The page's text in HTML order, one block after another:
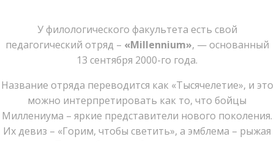
У филологического факультета есть свой
педагогический отряд – «Millennium», — основанный
13 сентября 2000-го года.
Название отряда переводится как «Тысячелетие», и это
можно интерпретировать как то, что бойцы
Миллениума – яркие представители нового поколения.
Их девиз – «Горим, чтобы светить», а эмблема – рыжая